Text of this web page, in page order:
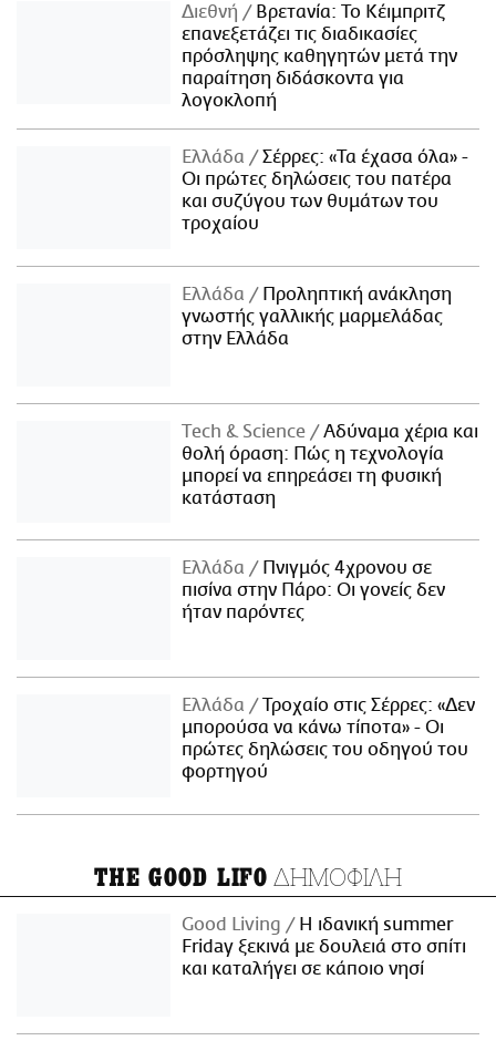
Διεθνή
Βρετανία: Το Κέιμπριτζ
επανεξετάζει τις διαδικασίες
πρόσληψης καθηγητών μετά την
παραίτηση διδάσκοντα για
λογοκλοπή
Ελλάδα
Σέρρες: «Τα έχασα όλα» -
Οι πρώτες δηλώσεις του πατέρα
και συζύγου των θυμάτων του
τροχαίου
Ελλάδα
Προληπτική ανάκληση
γνωστής γαλλικής μαρμελάδας
στην Ελλάδα
Τech & Science
Αδύναμα χέρια και
θολή όραση: Πώς η τεχνολογία
μπορεί να επηρεάσει τη φυσική
κατάσταση
Ελλάδα
Πνιγμός 4χρονου σε
πισίνα στην Πάρο: Οι γονείς δεν
ήταν παρόντες
Ελλάδα
Τροχαίο στις Σέρρες: «Δεν
μπορούσα να κάνω τίποτα» - Οι
πρώτες δηλώσεις του οδηγού του
φορτηγού
THE GOOD LIFO ΔΗΜΟΦΙΛΗ
Good Living
Η ιδανική summer
Friday ξεκινά με δουλειά στο σπίτι
και καταλήγει σε κάποιο νησί